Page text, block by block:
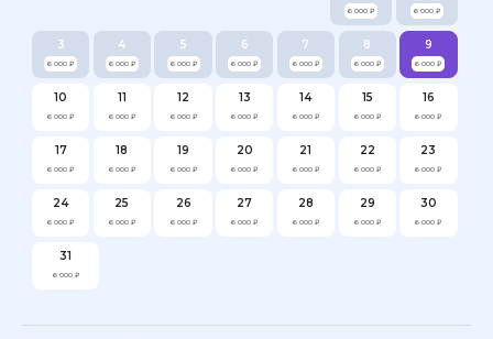
6 000 ₽ 6 000 ₽
3
6 000 ₽
4
6 000 ₽
5
6 000 ₽
6
6 000 ₽
7
6 000 ₽
8
6 000 ₽
9
6 000 ₽
10
6 000 ₽
11
6 000 ₽
12
6 000 ₽
13
6 000 ₽
14
6 000 ₽
15
6 000 ₽
16
6 000 ₽
17
6 000 ₽
18
6 000 ₽
19
6 000 ₽
20
6 000 ₽
21
6 000 ₽
22
6 000 ₽
23
6 000 ₽
24
6 000 ₽
25
6 000 ₽
26
6 000 ₽
27
6 000 ₽
28
6 000 ₽
29
6 000 ₽
30
6 000 ₽
31
6 000 ₽